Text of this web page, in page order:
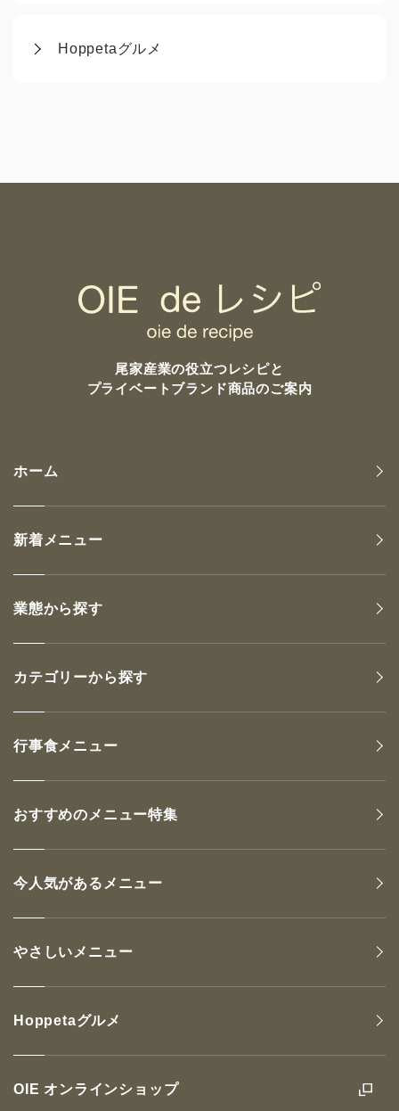
Hoppetaグルメ
尾家産業の役立つレシピと
プライベートブランド商品のご案内
OIE オンラインショップ
ホーム
新着メニュー
業態から探す
カテゴリーから探す
行事食メニュー
おすすめのメニュー特集
今人気があるメニュー
やさしいメニュー
Hoppetaグルメ